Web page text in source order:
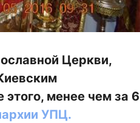
Церкви,
менее чем за 6
УПЦ.